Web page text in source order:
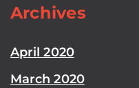
Archives
April 2020
March 2020